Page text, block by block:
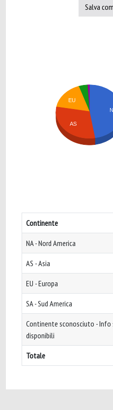
Salva
EU
AS
Continente
NA - Nord America
AS - Asia
EU - Europa
SA - Sud America
Continente sconosciuto -
disponibili
Totale